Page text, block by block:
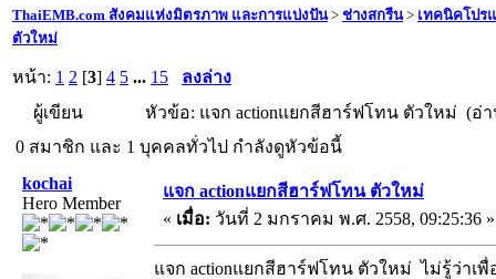
ThaiEMB.com สังคมแห่งมิตรภาพ และการแบ่งปัน> ช่างสกรีน> เทคนิคโปร
ตัวใหม่
หน้า: 1 2 [3] 4 5 ... 15
ลงล่าง
ผู้เขียน
หัวข้อ: แจก actionแยกสีฮาร์ฟโทน ตัวใหม่ (อ่า
0 สมาชิก และ 1 บุคคลทั่วไป กำลังดูหัวข้อนี้
kochai
Hero Member
แจก actionแยกสีฮาร์ฟโทน ตัวใหม่
« เมื่อ: วันที่ 2 มกราคม พ.ศ. 2558, 09:25:36 »
แจก actionแยกสีฮาร์ฟโทน ตัวใหม่ ไม่รู้ว่าเ